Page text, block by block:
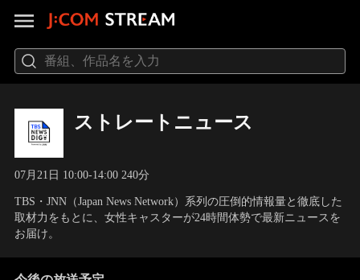
ストレートニュース
07月21日 10:00-14:00 240分
TBS・JNN（Japan News Network）系列の圧倒的情報量と徹底した
取材力をもとに、女性キャスターが24時間体勢で最新ニュースを
お届け。